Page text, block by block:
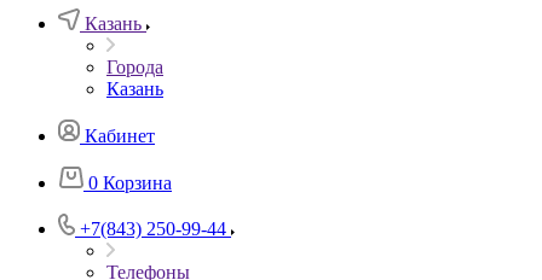
Казань
Города
Казань
Кабинет
0 Корзина
+7(843) 250-99-44
Телефоны